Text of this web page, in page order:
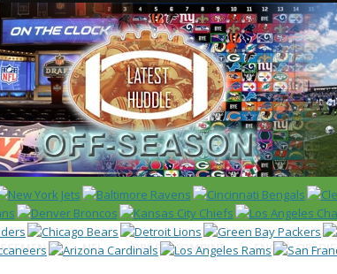
NFL DRAFT/COMBINE ENCYCLOPÉDIE